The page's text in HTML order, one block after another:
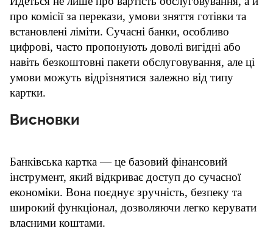
про комісії за перекази, умови зняття готівки та
встановлені ліміти. Сучасні банки, особливо
цифрові, часто пропонують доволі вигідні або
навіть безкоштовні пакети обслуговування, але ці
умови можуть відрізнятися залежно від типу
картки.
Висновки
Банківська картка — це базовий фінансовий
інструмент, який відкриває доступ до сучасної
економіки. Вона поєднує зручність, безпеку та
широкий функціонал, дозволяючи легко керувати
власними коштами.